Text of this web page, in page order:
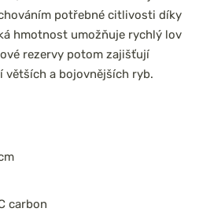
potřebné citlivosti díky
hmotnost umožňuje rychlý lov
rezervy potom zajišťují
větších a bojovnějších ryb.
carbon